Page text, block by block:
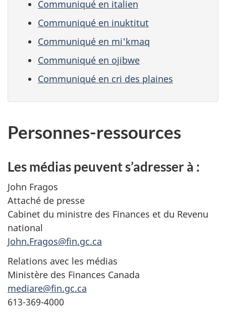
Communiqué en italien
Communiqué en inuktitut
Communiqué en mi'kmaq
Communiqué en ojibwe
Communiqué en cri des plaines
Personnes-ressources
Les médias peuvent s’adresser à :
John Fragos
Attaché de presse
Cabinet du ministre des Finances et du Revenu
national
John.Fragos@fin.gc.ca
Relations avec les médias
Ministère des Finances Canada
mediare@fin.gc.ca
613-369-4000